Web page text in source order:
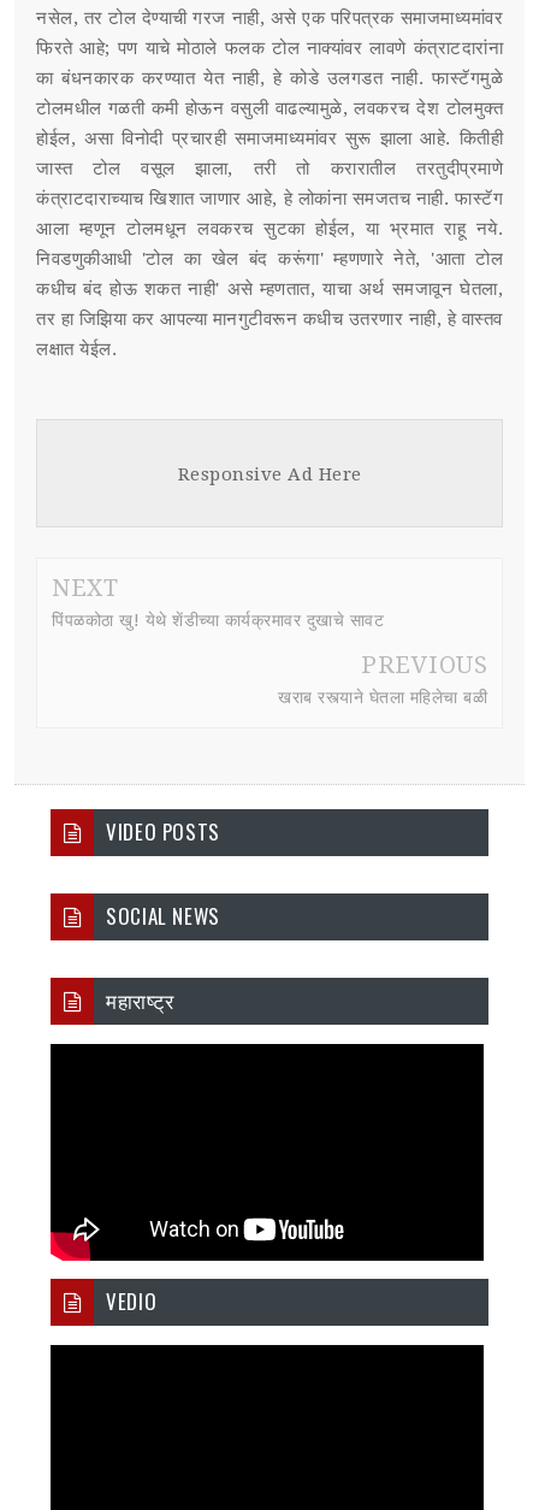
VIDEO POSTS
SOCIAL NEWS
महाराष्ट्र
VEDIO
नसेल, तर टोल देण्याची गरज नाही, असे एक परिपत्रक समाजमाध्यमांवर
फिरते आहे; पण याचे मोठाले फलक टोल नाक्यांवर लावणे कंत्राटदारांना
का बंधनकारक करण्यात येत नाही, हे कोडे उलगडत नाही. फास्टॅगमुळे
टोलमधील गळती कमी होऊन वसुली वाढल्यामुळे, लवकरच देश टोलमुक्त
होईल, असा विनोदी प्रचारही समाजमाध्यमांवर सुरू झाला आहे. कितीही
जास्त टोल वसूल झाला, तरी तो करारातील तरतुदीप्रमाणे
कंत्राटदाराच्याच खिशात जाणार आहे, हे लोकांना समजतच नाही. फास्टॅग
आला म्हणून टोलमधून लवकरच सुटका होईल, या भ्रमात राहू नये.
निवडणुकीआधी 'टोल का खेल बंद करूंगा' म्हणणारे नेते, 'आता टोल
कधीच बंद होऊ शकत नाही' असे म्हणतात, याचा अर्थ समजावून घेतला,
तर हा जिझिया कर आपल्या मानगुटीवरून कधीच उतरणार नाही, हे वास्तव
लक्षात येईल.
Responsive Ad Here
NEXT
पिंपळकोठा खु! येथे शेंडीच्या कार्यक्रमावर दुखाचे सावट
PREVIOUS
खराब रस्त्याने घेतला महिलेचा बळी